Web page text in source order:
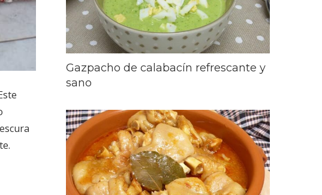
Gazpacho de calabacín refrescante y
sano